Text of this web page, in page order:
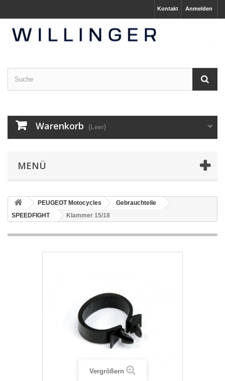
Anmelden
Kontakt
Warenkorb (Leer)
MENÜ
PEUGEOT Motocycles
Gebrauchteile
SPEEDFIGHT
Klammer 15/18
Vergrößern